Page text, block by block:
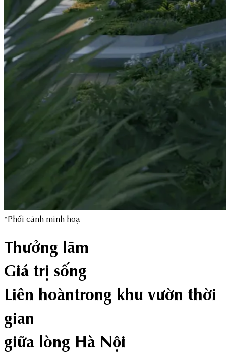
*Phối cảnh minh hoạ
Thưởng lãm
Giá trị sống
Liên hoàntrong khu vườn thời
gian
giữa lòng Hà Nội